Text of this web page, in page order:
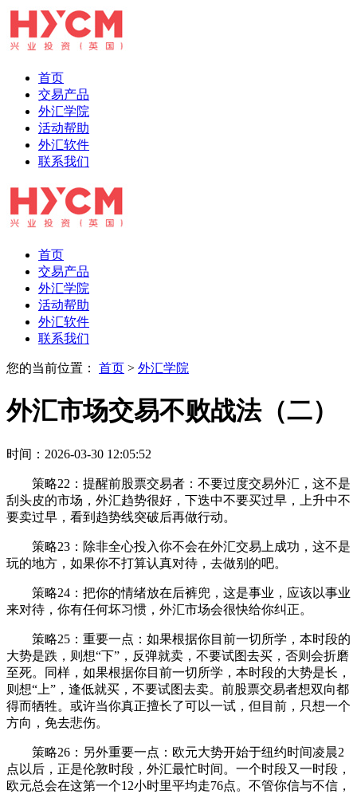
首页
交易产品
外汇学院
活动帮助
外汇软件
联系我们
首页
交易产品
外汇学院
活动帮助
外汇软件
联系我们
您的当前位置： 首页 > 外汇学院
外汇市场交易不败战法（二）
时间：2026-03-30 12:05:52
策略22：提醒前股票交易者：不要过度交易外汇，这不是
刮头皮的市场，外汇趋势很好，下迭中不要买过早，上升中不
要卖过早，看到趋势线突破后再做行动。
策略23：除非全心投入你不会在外汇交易上成功，这不是
玩的地方，如果你不打算认真对待，去做别的吧。
策略24：把你的情绪放在后裤兜，这是事业，应该以事业
来对待，你有任何坏习惯，外汇市场会很快给你纠正。
策略25：重要一点：如果根据你目前一切所学，本时段的
大势是跌，则想“下”，反弹就卖，不要试图去买，否则会折磨
至死。同样，如果根据你目前一切所学，本时段的大势是长，
则想“上”，逢低就买，不要试图去卖。前股票交易者想双向都
得而牺牲。或许当你真正擅长了可以一试，但目前，只想一个
方向，免去悲伤。
策略26：另外重要一点：欧元大势开始于纽约时间凌晨2
点以后，正是伦敦时段，外汇最忙时间。一个时段又一时段，
欧元总会在这第一个12小时里平均走76点。不管你信与不信，